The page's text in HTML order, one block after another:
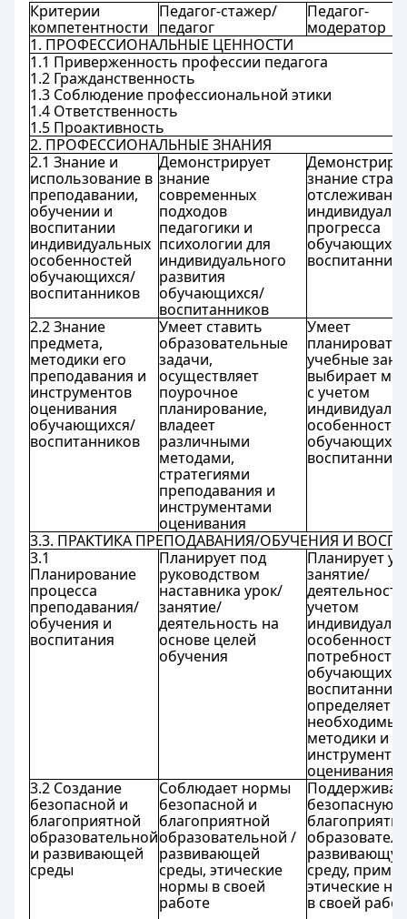
Критерии
компетентности
Педагог-стажер/
педагог
Педагог-
модератор
1. ПРОФЕССИОНАЛЬНЫЕ ЦЕННОСТИ
1.1 Приверженность профессии педагога
1.2 Гражданственность
1.3 Соблюдение профессиональной этики
1.4 Ответственность
1.5 Проактивность
2. ПРОФЕССИОНАЛЬНЫЕ ЗНАНИЯ
2.1 Знание и
использование в
преподавании,
обучении и
воспитании
индивидуальных
особенностей
обучающихся/
воспитанников
Демонстрирует
знание
современных
подходов
педагогики и
психологии для
индивидуального
развития
обучающихся/
воспитанников
знание
прогресса
2.2 Знание
предмета,
методики его
преподавания и
инструментов
оценивания
обучающихся/
воспитанников
Умеет ставить
образовательные
задачи,
осуществляет
поурочное
планирование,
владеет
различными
методами,
стратегиями
преподавания и
инструментами
оценивания
Умеет
планировать
учебные
выбирает
с учетом
3.3. ПРАКТИКА ПРЕПОДАВАНИЯ/ОБУЧЕНИЯ И
3.1
Планирование
процесса
преподавания/
обучения и
воспитания
Планирует под
руководством
наставника урок/
занятие/
деятельность на
основе целей
обучения
Планирует
занятие/
учетом
определяет
необходимые
методики и
инструменты
оценивания
3.2 Создание
безопасной и
благоприятной
образовательной
и развивающей
среды
Соблюдает нормы
безопасной и
благоприятной
образовательной /
развивающей
среды, этические
нормы в своей
работе
безопасную и
среду,
этические
в своей